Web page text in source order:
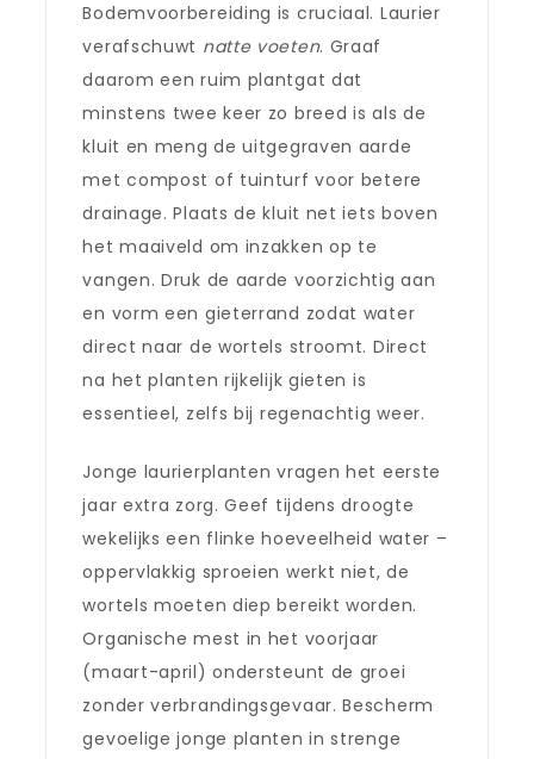
Bodemvoorbereiding is cruciaal. Laurier
verafschuwt natte voeten. Graaf
daarom een ruim plantgat dat
minstens twee keer zo breed is als de
kluit en meng de uitgegraven aarde
met compost of tuinturf voor betere
drainage. Plaats de kluit net iets boven
het maaiveld om inzakken op te
vangen. Druk de aarde voorzichtig aan
en vorm een gieterrand zodat water
direct naar de wortels stroomt. Direct
na het planten rijkelijk gieten is
essentieel, zelfs bij regenachtig weer.
Jonge laurierplanten vragen het eerste
jaar extra zorg. Geef tijdens droogte
wekelijks een flinke hoeveelheid water –
oppervlakkig sproeien werkt niet, de
wortels moeten diep bereikt worden.
Organische mest in het voorjaar
(maart-april) ondersteunt de groei
zonder verbrandingsgevaar. Bescherm
gevoelige jonge planten in strenge